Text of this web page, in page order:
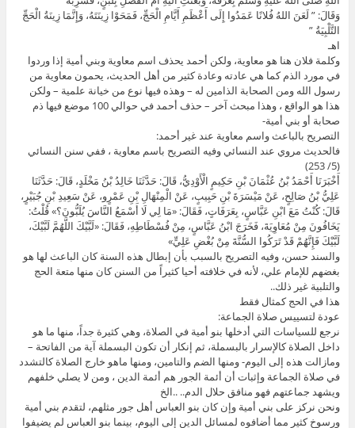
وَقَالَ: ” لَعَنَ اللهُ فُلانًا عَمَدُوا إِلَى أَعْظَمِ أَيَّامِ الْحَجِّ، فَمَحَوْا زِينَتَهُ، وَإِنَّمَا زِينَةُ الْحَجِّ
التَّلْبِيَةُ ”
اهـ
وكلمة فلان هنا هو معاوية، ولكن أحمد يحذف اسم معاوية وبني أمية إذا وردوا
في مورد الذم كما هي عادته وعادة كثير من أهل الحديث، يحمون معاوية من
رسول الله ومن الصحابة الذامين له – وهذه فيها نوع من خيانة علمية – ولكن
هذا هو الواقع ، وهذا مبحث آخر – حذف أحمد في حوالي 100 موضع فيها ذم
صحابة أو بني أمية-
التصريح بالباعث واسم معاوية عند غير أحمد:
فالحديث مروي عند النسائي وفيه التصريح باسم معاوية ، ففي سنن النسائي
(5/ 253)
أَخْبَرَنَا أَحْمَدُ بْنُ عُثْمَانَ بْنِ حَكِيمٍ الْأَوْدِيُّ، قَالَ: حَدَّثَنَا خَالِدُ بْنُ مَخْلَدٍ، قَالَ: حَدَّثَنَا
عَلِيُّ بْنُ صَالِحٍ، عَنْ مَيْسَرَةَ بْنِ حَبِيبٍ، عَنْ الْمِنْهَالِ بْنِ عَمْرٍو، عَنْ سَعِيدِ بْنِ جُبَيْرٍ،
قَالَ: كُنْتُ مَعَ ابْنِ عَبَّاسٍ، بِعَرَفَاتٍ، فَقَالَ: «مَا لِي لَا أَسْمَعُ النَّاسَ يُلَبُّونَ؟» قُلْتُ:
يَخَافُونَ مِنْ مُعَاوِيَةَ، فَخَرَجَ ابْنُ عَبَّاسٍ، مِنْ فُسْطَاطِهِ، فَقَالَ: «لَبَّيْكَ اللَّهُمَّ لَبَّيْكَ،
لَبَّيْكَ فَإِنَّهُمْ قَدْ تَرَكُوا السُّنَّةَ مِنْ بُغْضِ عَلِيٍّ»
والسند حسن، وفيه التصريح بالسبب بأن إبطال هذه السنة كان الباعث لها هو
بغضهم للإمام علي، لأنه في خلافته أحيا كثيراً من السنن كان منها متعة الحج
والتلبية غير ذلك..
هذا في الحج كمثال فقط
عودة لتسييس صلاة الجماعة:
نرجع للسياسات التي أدخلها بنو أمية في الصلاة، وهي كثيرة جداً، منها ما هو
داخل الصلاة كالإسرار بالبسملة، ثم إنكار أن تكون البسملة آية من الفاتحة –
ومازالت هذه إلى اليوم- ومنها الضم والتامين، ومنها ماهو خارج الصلاة كالتشدد
في صلاة الجماعة وإثبات أن أئمة الجور هم أئمة الدين ، ومن لا يصلي خلفهم
ويشهد جماعتهم فهو منافق حلال الدم.. ..الخ
ونحن نركز على بني أمية وإن كان بنو العباس أهل جور مثلهم، لتقدم بني أمية
ورسوخ كثير مما أضافوه لمسائل الدين إلى اليوم، بينما بنو العباس لم يضيفوا